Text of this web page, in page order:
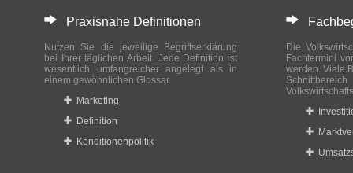
Praxisnahe Definitionen
Nutzen Sie die jeweilige Begriffserklärung
bei Ihrer täglichen Arbeit. Jede Definition ist
wesentlich umfangreicher angelegt als in
einem gewöhnlichen Glossar.
Marketing
Definition
Konditionenpolitik
Die
Fachtermini
werden. Viele